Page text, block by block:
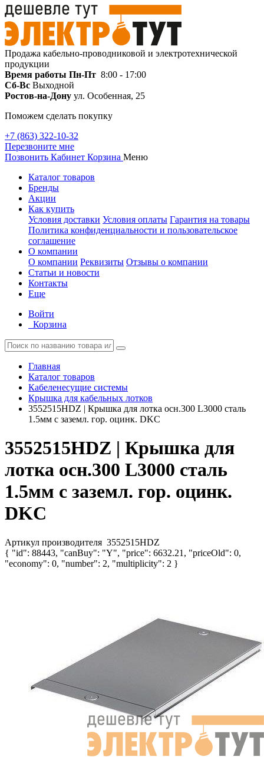
Продажа кабельно-проводниковой и электротехнической
продукции
Время работы Пн-Пт 8:00 - 17:00
Сб-Вс Выходной
Ростов-на-Дону ул. Особенная, 25
Поможем сделать покупку
+7 (863) 322-10-32
Перезвоните мне
Позвонить Кабинет Корзина Меню
Каталог товаров
Бренды
Акции
Как купить
Условия доставки Условия оплаты Гарантия на товары
Политика конфиденциальности и пользовательское
соглашение
О компании
О компании Реквизиты Отзывы о компании
Статьи и новости
Контакты
Еще
Войти
Корзина
Главная
Каталог товаров
Кабеленесущие системы
Крышка для кабельных лотков
3552515HDZ | Крышка для лотка осн.300 L3000 сталь
1.5мм с заземл. гор. оцинк. DKC
3552515HDZ | Крышка для
лотка осн.300 L3000 сталь
1.5мм с заземл. гор. оцинк.
DKC
Артикул производителя 3552515HDZ
{ "id": 88443, "canBuy": "Y", "price": 6632.21, "priceOld": 0,
"economy": 0, "number": 2, "multiplicity": 2 }